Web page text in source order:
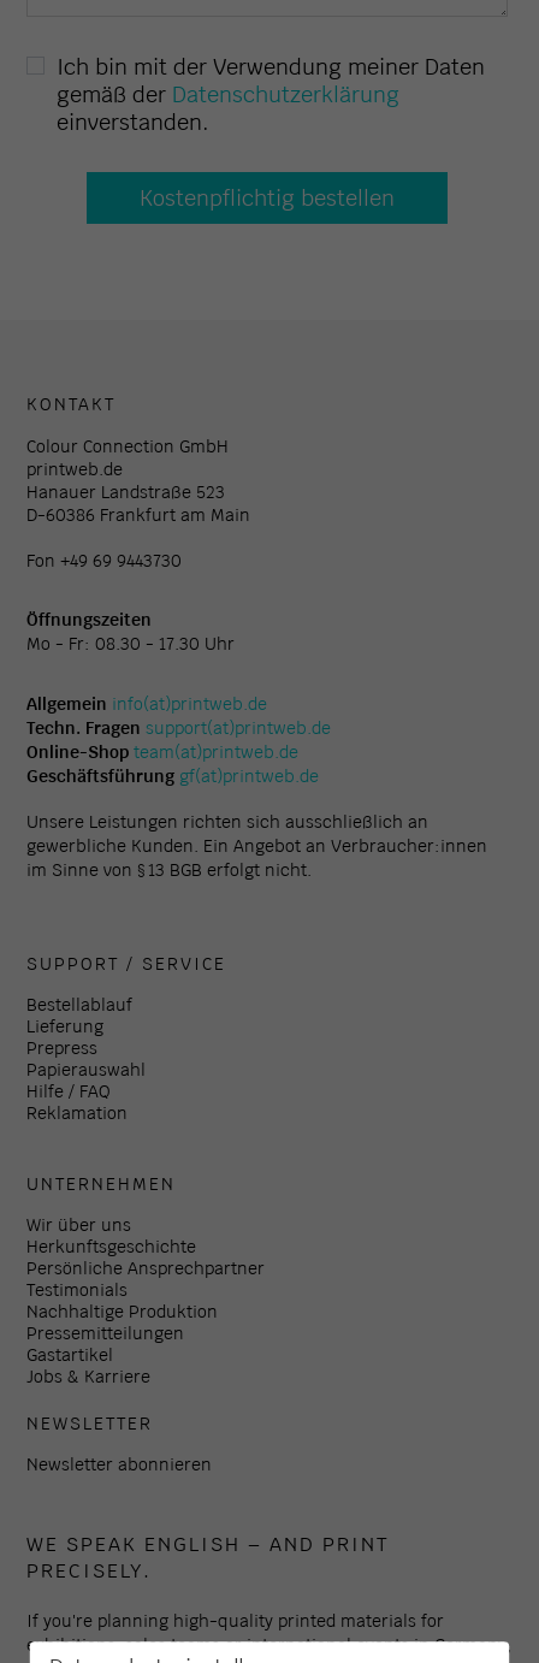
Ich bin mit der Verwendung meiner Daten
gemäß der Datenschutzerklärung
einverstanden.
KONTAKT
Colour Connection GmbH
printweb.de
Hanauer Landstraße 523
D-60386 Frankfurt am Main
Fon +49 69 9443730
Öffnungszeiten
Mo - Fr: 08.30 - 17.30 Uhr
Allgemein info(at)printweb.de
Techn. Fragen support(at)printweb.de
Online-Shop team(at)printweb.de
Geschäftsführung gf(at)printweb.de
Unsere Leistungen richten sich ausschließlich an
gewerbliche Kunden. Ein Angebot an Verbraucher:innen
im Sinne von § 13 BGB erfolgt nicht.
SUPPORT / SERVICE
Bestellablauf
Lieferung
Prepress
Papierauswahl
Hilfe / FAQ
Reklamation
UNTERNEHMEN
Wir über uns
Herkunftsgeschichte
Persönliche Ansprechpartner
Testimonials
Nachhaltige Produktion
Pressemitteilungen
Gastartikel
Jobs & Karriere
NEWSLETTER
Newsletter abonnieren
WE SPEAK ENGLISH – AND PRINT
PRECISELY.
If you're planning high-quality printed materials for
exhibitions, sales teams or international events in Germany,